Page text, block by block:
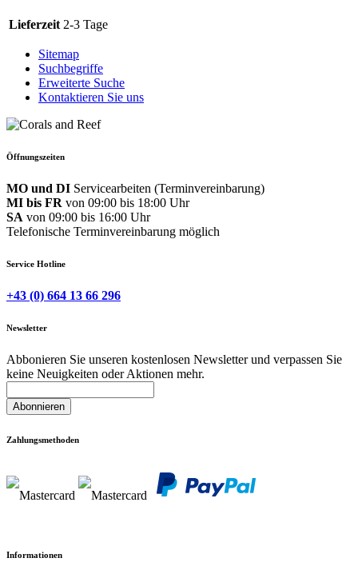
Lieferzeit 2-3 Tage
Sitemap
Suchbegriffe
Erweiterte Suche
Kontaktieren Sie uns
Öffnungszeiten
MO und DI Servicearbeiten (Terminvereinbarung)
MI bis FR von 09:00 bis 18:00 Uhr
SA von 09:00 bis 16:00 Uhr
Telefonische Terminvereinbarung möglich
Service Hotline
+43 (0) 664 13 66 296
Newsletter
Abbonieren Sie unseren kostenlosen Newsletter und verpassen Sie
keine Neuigkeiten oder Aktionen mehr.
Abonnieren
Zahlungsmethoden
Informationen